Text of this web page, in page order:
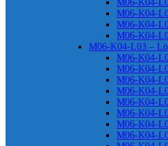
M06-K04-
M06-K04-
M06-K04-
M06-K04-
M06-K04-L03 –
M06-K04-
M06-K04-
M06-K04-
M06-K04-
M06-K04-
M06-K04-
M06-K04-
M06-K04-